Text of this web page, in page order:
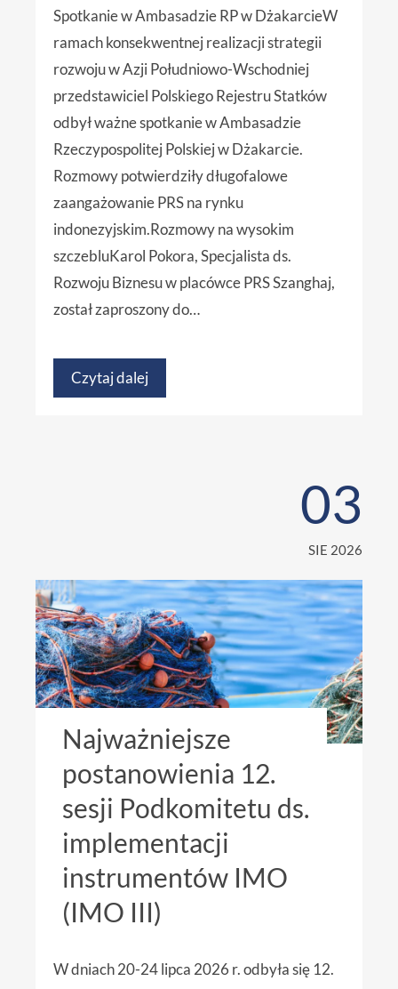
Spotkanie w Ambasadzie RP w DżakarcieW
ramach konsekwentnej realizacji strategii
rozwoju w Azji Południowo-Wschodniej
przedstawiciel Polskiego Rejestru Statków
odbył ważne spotkanie w Ambasadzie
Rzeczypospolitej Polskiej w Dżakarcie.
Rozmowy potwierdziły długofalowe
zaangażowanie PRS na rynku
indonezyjskim.Rozmowy na wysokim
szczebluKarol Pokora, Specjalista ds.
Rozwoju Biznesu w placówce PRS Szanghaj,
został zaproszony do…
Czytaj dalej
03
SIE 2026
Najważniejsze
postanowienia 12.
sesji Podkomitetu ds.
implementacji
instrumentów IMO
(IMO III)
W dniach 20-24 lipca 2026 r. odbyła się 12.